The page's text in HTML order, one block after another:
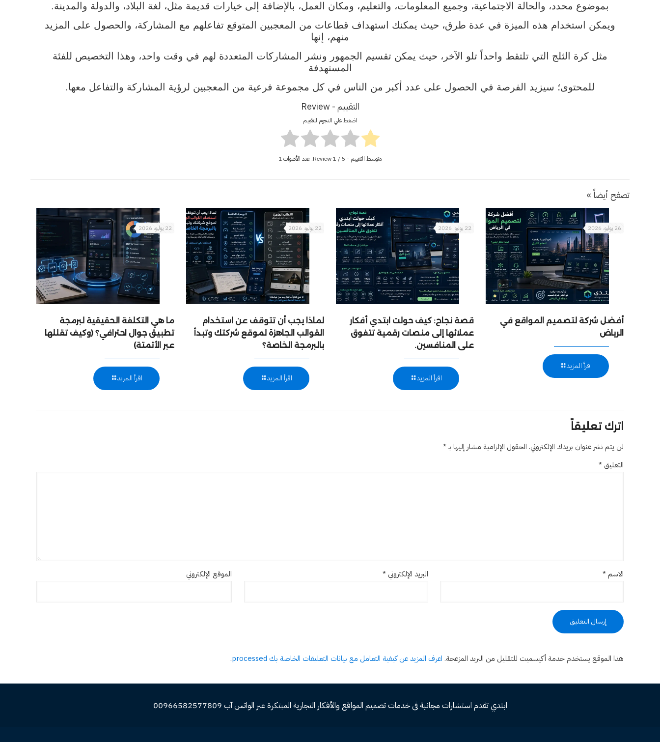
بموضوع محدد، والحالة الاجتماعية، وجميع المعلومات، والتعليم، ومكان العمل، بالإضافة إلى خيارات قديمة مثل، لغة البلاد، والدولة والمدينة.
ويمكن استخدام هذه الميزة في عدة طرق، حيث يمكنك استهداف قطاعات من المعجبين المتوقع تفاعلهم مع المشاركة، والحصول على المزيد
منهم، إنها
مثل كرة الثلج التي تلتقط واحداً تلو الآخر، حيث يمكن تقسيم الجمهور ونشر المشاركات المتعددة لهم في وقت واحد، وهذا التخصيص للفئة
المستهدفة
للمحتوى؛ سيزيد الفرصة في الحصول على عدد أكبر من الناس في كل مجموعة فرعية من المعجبين لرؤية المشاركة والتفاعل معها.
التقييم - Review
اضغط علي النجوم للتقييم
متوسط التقييم - Review 1 / 5. عدد الأصوات 1
تصفح أيضاً »
26 يوليو، 2026
أفضل شركة لتصميم المواقع في
الرياض
اقرأ المزيد
22 يوليو، 2026
قصة نجاح: كيف حولت ابتدي أفكار
عملائها إلى منصات رقمية تتفوق
على المنافسين.
اقرأ المزيد
22 يوليو، 2026
لماذا يجب أن تتوقف عن استخدام
القوالب الجاهزة لموقع شركتك وتبدأ
بالبرمجة الخاصة؟
اقرأ المزيد
22 يوليو، 2026
ما هي التكلفة الحقيقية لبرمجة
تطبيق جوال احترافي؟ (وكيف تقللها
عبر الأتمتة)
اقرأ المزيد
اترك تعليقاً
لن يتم نشر عنوان بريدك الإلكتروني. الحقول الإلزامية مشار إليها بـ*
التعليق *
الاسم * البريد الإلكتروني* الموقع الإلكتروني
هذا الموقع يستخدم خدمة أكيسميت للتقليل من البريد المزعجة. اعرف المزيد عن كيفية التعامل مع بيانات التعليقات الخاصة بك processed .
ابتدي تقدم استشارات مجانية فى خدمات تصميم المواقع والأفكار التجارية المبتكرة عبر الواتس آب 00966582577809